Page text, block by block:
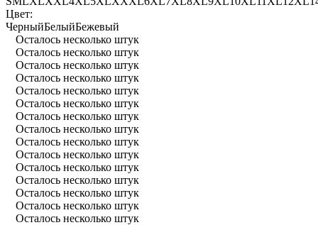
Цвет:
ЧерныйБелыйБежевый
Осталось несколько штук
Осталось несколько штук
Осталось несколько штук
Осталось несколько штук
Осталось несколько штук
Осталось несколько штук
Осталось несколько штук
Осталось несколько штук
Осталось несколько штук
Осталось несколько штук
Осталось несколько штук
Осталось несколько штук
Осталось несколько штук
Осталось несколько штук
Осталось несколько штук